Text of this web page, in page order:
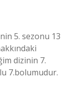
5. sezonu 13
dizinin 7.
7.bolumudur.